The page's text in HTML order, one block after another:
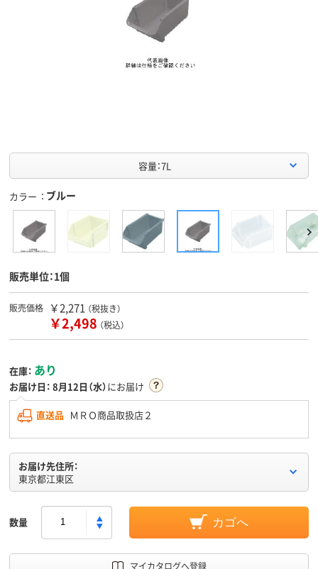
容量：7L
カラー ブルー
販売単位：1個
販売価格 ￥2,271 （税抜き）
￥2,498 （税込）
在庫： あり
お届け日： 8月12日（水）にお届け
直送品 ＭＲＯ商品取扱店２
お届け先住所：
東京都江東区
数量 カゴへ
マイカタログへ登録